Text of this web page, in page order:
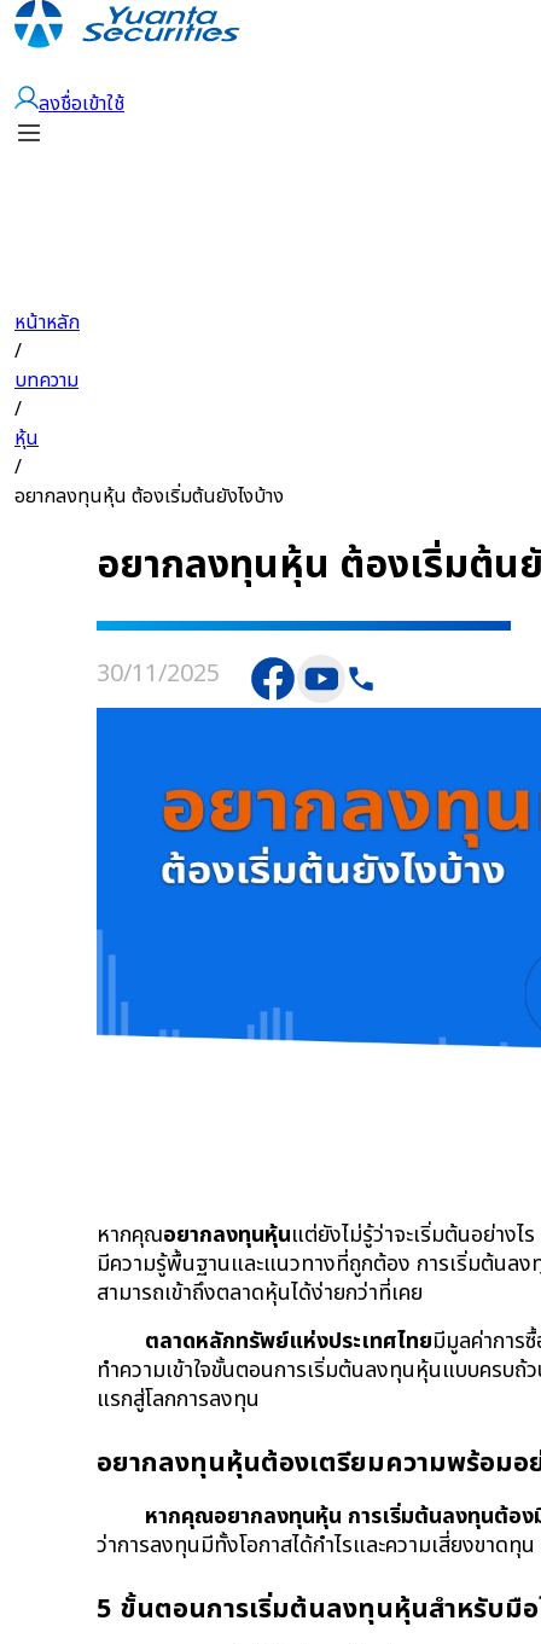
ลงชื่อเข้าใช้
หน้าหลัก
/
บทความ
/
หุ้น
/
อยากลงทุนหุ้น ต้องเริ่มต้นยังไงบ้าง
อยากลงทุนหุ้น ต้องเริ่มต้น
30/11/2025
หากคุณอยากลงทุนหุ้นแต่ยังไม่รู้ว่าจะเริ่มต้นอย่าง
มีความรู้พื้นฐานและแนวทางที่ถูกต้อง การเริ่มต้นล
สามารถเข้าถึงตลาดหุ้นได้ง่ายกว่าที่เคย
ตลาดหลักทรัพย์แห่งประเทศไทยมีมูลค่าการ
ทำความเข้าใจขั้นตอนการเริ่มต้นลงทุนหุ้นแบบครบ
แรกสู่โลกการลงทุน
อยากลงทุนหุ้นต้องเตรียมความพร้อมอ
หากคุณอยากลงทุนหุ้น การเริ่มต้นลงทุนต้อง
ว่าการลงทุนมีทั้งโอกาสได้กำไรและความเสี่ยงขาดทุ
5 ขั้นตอนการเริ่มต้นลงทุนหุ้นสำหรับมื